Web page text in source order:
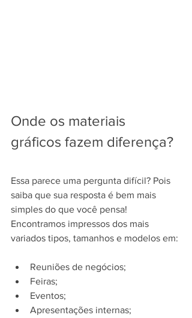
Onde os materiais
gráficos fazem diferença?
Essa parece uma pergunta difícil? Pois
saiba que sua resposta é bem mais
simples do que você pensa!
Encontramos impressos dos mais
variados tipos, tamanhos e modelos em:
Reuniões de negócios;
Feiras;
Eventos;
Apresentações internas;